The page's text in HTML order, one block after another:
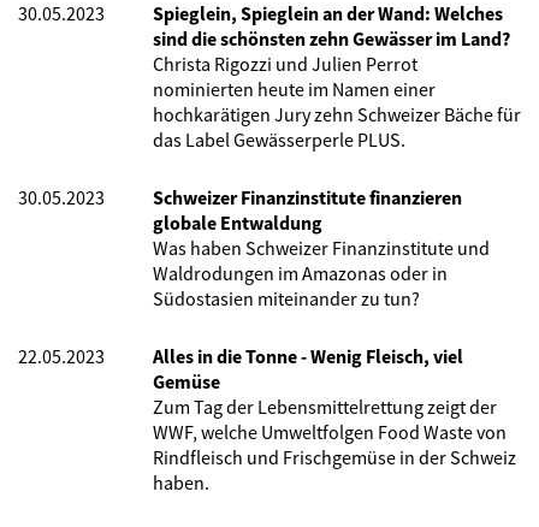
30.05.2023
Spieglein, Spieglein an der Wand: Welches
sind die schönsten zehn Gewässer im Land?
Christa Rigozzi und Julien Perrot
nominierten heute im Namen einer
hochkarätigen Jury zehn Schweizer Bäche für
das Label Gewässerperle PLUS.
30.05.2023
Schweizer Finanzinstitute finanzieren
globale Entwaldung
Was haben Schweizer Finanzinstitute und
Waldrodungen im Amazonas oder in
Südostasien miteinander zu tun?
22.05.2023
Alles in die Tonne - Wenig Fleisch, viel
Gemüse
Zum Tag der Lebensmittelrettung zeigt der
WWF, welche Umweltfolgen Food Waste von
Rindfleisch und Frischgemüse in der Schweiz
haben.